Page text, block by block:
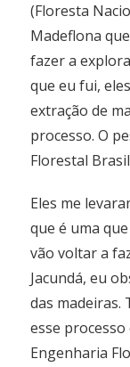
(Floresta
Madeflona
fazer a
que eu fui,
extração de
processo. O
Florestal
Eles me
que é uma
vão voltar a
Jacundá, eu
das
esse
Engenharia